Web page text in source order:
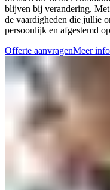
blijven bij verandering.
de vaardigheden die jullie
persoonlijk en afgestemd
Offerte aanvragenMeer